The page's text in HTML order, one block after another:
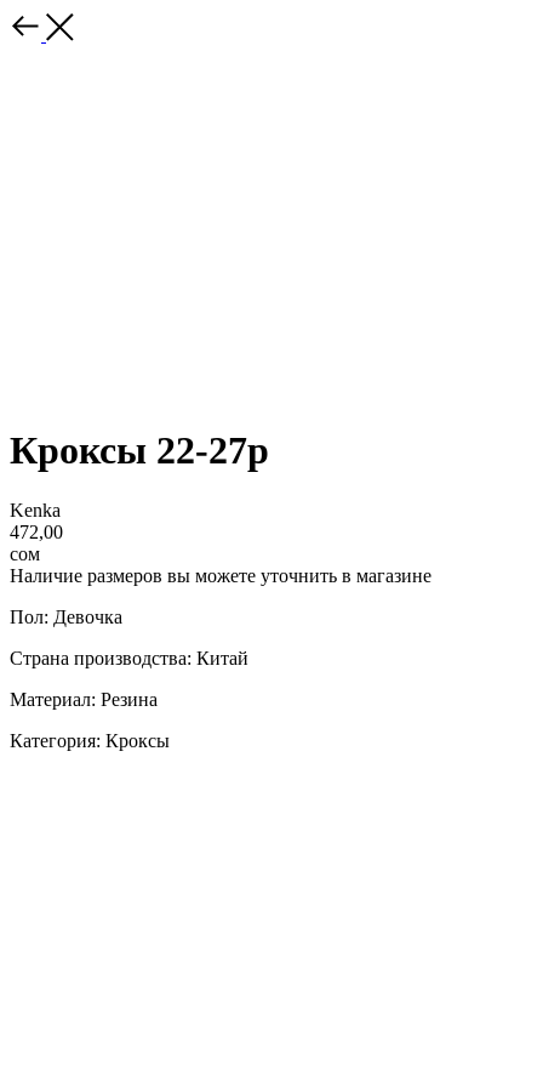
Кроксы 22-27р
Kenka
472,00
сом
Наличие размеров вы можете уточнить в магазине
Пол: Девочка
Страна производства: Китай
Материал: Резина
Категория: Кроксы